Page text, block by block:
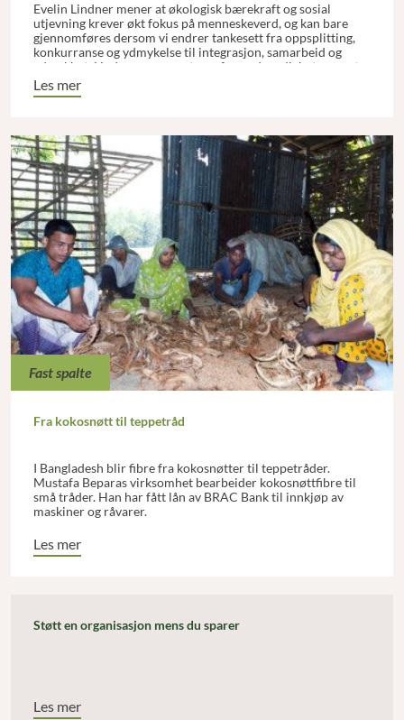
Evelin Lindner mener at økologisk bærekraft og sosial
utjevning krever økt fokus på menneskeverd, og kan bare
gjennomføres dersom vi endrer tankesett fra oppsplitting,
konkurranse og ydmykelse til integrasjon, samarbeid og
ydmykhet. Lindner argumenterer for nødvendigheten av et
dyptgripende paradigmeskift, ikke fra ett rigid paradigme til
et annet, men i retning av økt diversitet. Dignity (verdighet)
Les mer
Fast spalte
Fra kokosnøtt til teppetråd
I Bangladesh blir fibre fra kokosnøtter til teppetråder.
Mustafa Beparas virksomhet bearbeider kokosnøttfibre til
små tråder. Han har fått lån av BRAC Bank til innkjøp av
maskiner og råvarer.
Les mer
Støtt en organisasjon mens du sparer
Les mer